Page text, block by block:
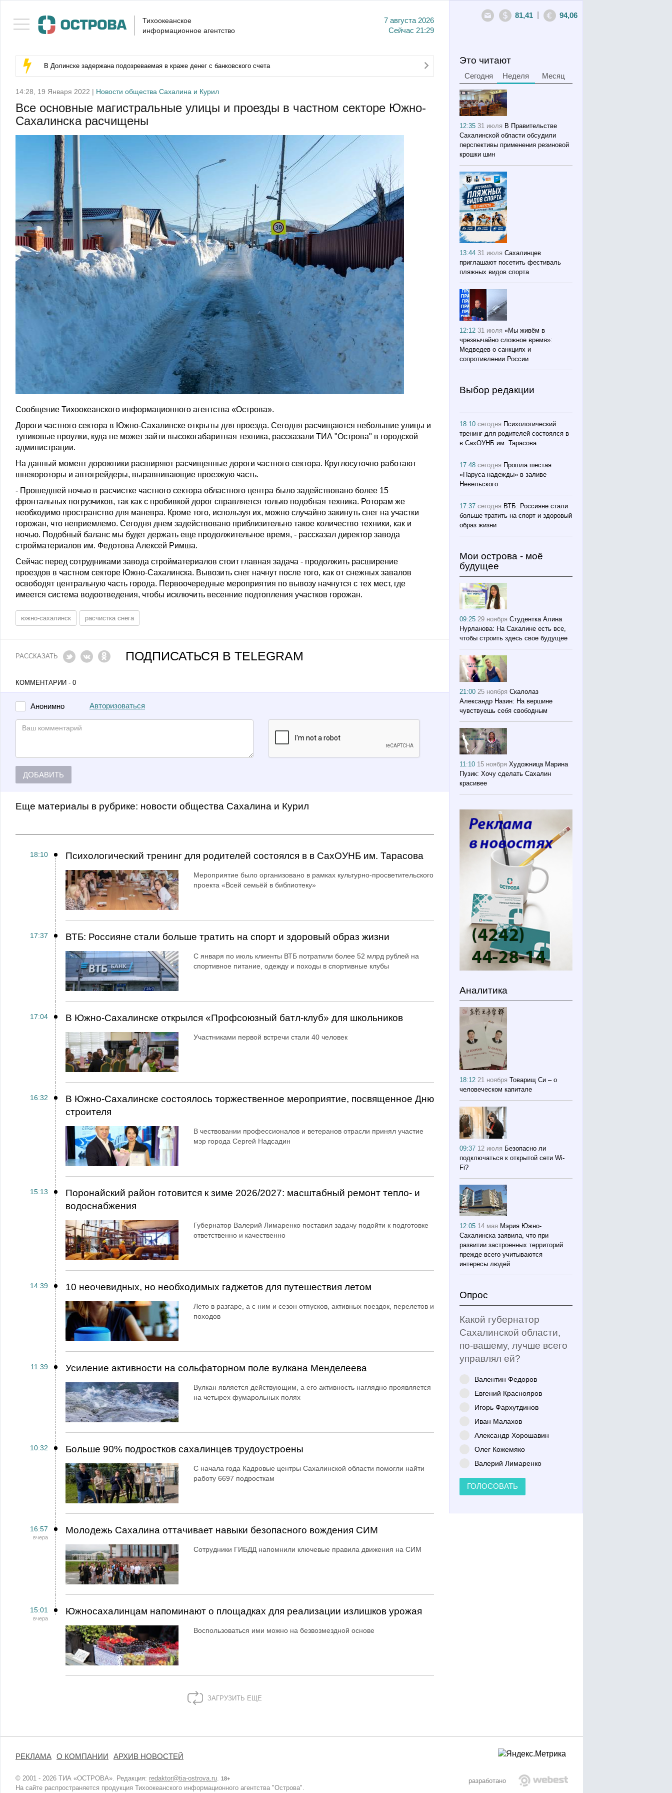
Тихоокеанское
информационное агентство
7 августа 2026
Сейчас 21:29
81,41 94,06
В Долинске задержана подозреваемая в краже денег с банковского счета
14:28, 19 Января 2022 | Новости общества Сахалина и Курил
Все основные магистральные улицы и проезды в частном секторе Южно-
Сахалинска расчищены
Сообщение Тихоокеанского информационного агентства «Острова».
Дороги частного сектора в Южно-Сахалинске открыты для проезда. Сегодня расчищаются небольшие улицы и
тупиковые проулки, куда не может зайти высокогабаритная техника, рассказали ТИА "Острова" в городской
администрации.
На данный момент дорожники расширяют расчищенные дороги частного сектора. Круглосуточно работают
шнекороторы и автогрейдеры, выравнивающие проезжую часть.
- Прошедшей ночью в расчистке частного сектора областного центра было задействовано более 15
фронтальных погрузчиков, так как с пробивкой дорог справляется только подобная техника. Роторам же
необходимо пространство для маневра. Кроме того, используя их, можно случайно закинуть снег на участки
горожан, что неприемлемо. Сегодня днем задействовано приблизительно такое количество техники, как и
ночью. Подобный баланс мы будет держать еще продолжительное время, - рассказал директор завода
стройматериалов им. Федотова Алексей Римша.
Сейчас перед сотрудниками завода стройматериалов стоит главная задача - продолжить расширение
проездов в частном секторе Южно-Сахалинска. Вывозить снег начнут после того, как от снежных завалов
освободят центральную часть города. Первоочередные мероприятия по вывозу начнутся с тех мест, где
имеется система водоотведения, чтобы исключить весенние подтопления участков горожан.
южно-сахалинск расчистка снега
РАССКАЗАТЬ ПОДПИСАТЬСЯ В TELEGRAM
КОММЕНТАРИИ - 0
Анонимно Авторизоваться
ДОБАВИТЬ
Еще материалы в рубрике: Новости общества Сахалина и Курил
18:10 Психологический тренинг для родителей состоялся в в СахОУНБ им. Тарасова
Мероприятие было организовано в рамках культурно-просветительского
проекта «Всей семьёй в библиотеку»
17:37 ВТБ: Россияне стали больше тратить на спорт и здоровый образ жизни
С января по июль клиенты ВТБ потратили более 52 млрд рублей на
спортивное питание, одежду и походы в спортивные клубы
17:04 В Южно-Сахалинске открылся «Профсоюзный батл-клуб» для школьников
Участниками первой встречи стали 40 человек
16:32
В Южно-Сахалинске состоялось торжественное мероприятие, посвященное Дню
строителя
В чествовании профессионалов и ветеранов отрасли принял участие
мэр города Сергей Надсадин
15:13
Поронайский район готовится к зиме 2026/2027: масштабный ремонт тепло- и
водоснабжения
Губернатор Валерий Лимаренко поставил задачу подойти к подготовке
ответственно и качественно
14:39 10 неочевидных, но необходимых гаджетов для путешествия летом
Лето в разгаре, а с ним и сезон отпусков, активных поездок, перелетов и
походов
11:39 Усиление активности на сольфаторном поле вулкана Менделеева
Вулкан является действующим, а его активность наглядно проявляется
на четырех фумарольных полях
10:32 Больше 90% подростков сахалинцев трудоустроены
С начала года Кадровые центры Сахалинской области помогли найти
работу 6697 подросткам
16:57
вчера
Молодежь Сахалина оттачивает навыки безопасного вождения СИМ
Сотрудники ГИБДД напомнили ключевые правила движения на СИМ
15:01
вчера
Южносахалинцам напоминают о площадках для реализации излишков урожая
Воспользоваться ими можно на безвозмездной основе
ЗАГРУЗИТЬ ЕЩЕ
Это читают
Сегодня Неделя Месяц
12:3531 июля В Правительстве
Сахалинской области обсудили
перспективы применения резиновой
крошки шин
13:4431 июля Сахалинцев
приглашают посетить фестиваль
пляжных видов спорта
12:1231 июля «Мы живём в
чрезвычайно сложное время»:
Медведев о санкциях и
сопротивлении России
Выбор редакции
18:10сегодня Психологический
тренинг для родителей состоялся в
в СахОУНБ им. Тарасова
17:48сегодня Прошла шестая
«Паруса надежды» в заливе
Невельского
17:37сегодня ВТБ: Россияне стали
больше тратить на спорт и здоровый
образ жизни
Мои острова - моё
будущее
09:2529 ноября Студентка Алина
Нурланова: На Сахалине есть все,
чтобы строить здесь свое будущее
21:0025 ноября Скалолаз
Александр Назин: На вершине
чувствуешь себя свободным
11:10 15 ноября Художница Марина
Пузик: Хочу сделать Сахалин
красивее
Аналитика
18:1221 ноября Товарищ Си – о
человеческом капитале
09:37 12 июля Безопасно ли
подключаться к открытой сети Wi-
Fi?
12:05 14 мая Мэрия Южно-
Сахалинска заявила, что при
развитии застроенных территорий
прежде всего учитываются
интересы людей
Опрос
Какой губернатор
Сахалинской области,
по-вашему, лучше всего
управлял ей?
Валентин Федоров
Евгений Краснояров
Игорь Фархутдинов
Иван Малахов
Александр Хорошавин
Олег Кожемяко
Валерий Лимаренко
ГОЛОСОВАТЬ
РЕКЛАМА О КОМПАНИИ АРХИВ НОВОСТЕЙ
© 2001 - 2026 ТИА «ОСТРОВА». Редакция: redaktor@tia-ostrova.ru. 18+
На сайте распространяется продукция Тихоокеанского информационного агентства "Острова".
разработано